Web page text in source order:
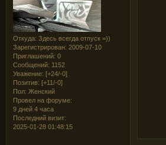
Откуда: Здесь всегда отпуск =))
Зарегистрирован: 2009-07-10
Приглашений: 0
Сообщений: 1152
Уважение: [+24/-0]
Позитив: [+11/-0]
Пол: Женский
Провел на форуме:
9 дней 4 часа
Последний визит:
2025-01-28 01:48:15